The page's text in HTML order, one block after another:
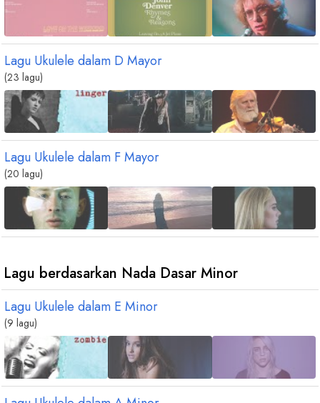
Abm
chord
Emaj9 Dbm7
chord
B6
chord
Lagu Ukulele dalam D Mayor
(23 lagu)
Lagu Ukulele dalam FMayor
(20 lagu)
Lagu berdasarkan Nada Dasar Minor
Lagu Ukulele dalam E Minor
(9 lagu)